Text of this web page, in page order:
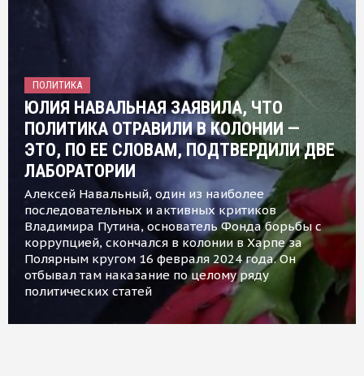
ПОЛИТИКА
ЮЛИЯ НАВАЛЬНАЯ ЗАЯВИЛА, ЧТО
ПОЛИТИКА ОТРАВИЛИ В КОЛОНИИ —
ЭТО, ПО ЕЕ СЛОВАМ, ПОДТВЕРДИЛИ ДВЕ
ЛАБОРАТОРИИ
Алексей Навальный, один из наиболее
последовательных и активных критиков
Владимира Путина, основатель Фонда борьбы с
коррупцией, скончался в колонии в Харпе за
Полярным кругом 16 февраля 2024 года. Он
отбывал там наказание по целому ряду
политических статей